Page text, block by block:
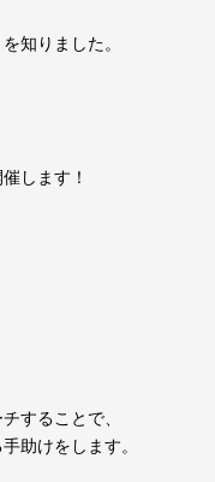
知りました。
します！
することで、
助けをします。